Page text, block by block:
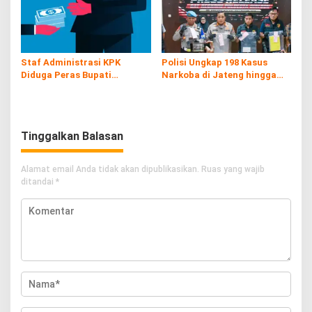
Staf Administrasi KPK
Diduga Peras Bupati
Polisi Ungkap 198 Kasus
Narkoba di Jateng hingga
Tinggalkan Balasan
Alamat email Anda tidak akan dipublikasikan. Ruas yang wajib
ditandai *